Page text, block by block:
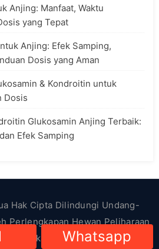
Anjing: Manfaat, Waktu
yang Tepat
Anjing: Efek Samping,
Dosis yang Aman
& Kondroitin untuk
Dosis
Glukosamin Anjing Terbaik:
Efek Samping
Whatsapp
Hak Cipta Dilindungi Undang-
Perlengkapan Hewan Peliharaan
Kebijakan Privasi